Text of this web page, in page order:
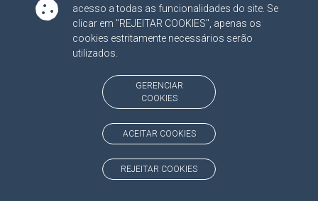
acesso a todas as funcionalidades do site. Se
clicar em "REJEITAR COOKIES", apenas os
cookies estritamente necessários serão
utilizados.
GERENCIAR
COOKIES
ACEITAR COOKIES
REJEITAR COOKIES
OUVIDORIA
ATRICON LINKS